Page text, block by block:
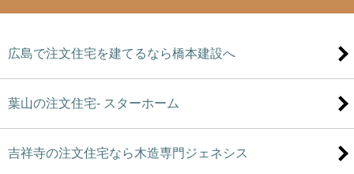
広島で注文住宅を建てるなら橋本建設へ
葉山の注文住宅- スターホーム
吉祥寺の注文住宅なら木造専門ジェネシス